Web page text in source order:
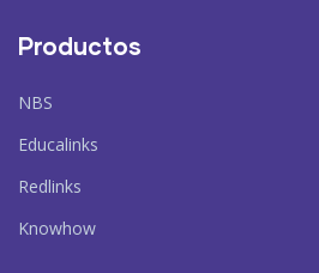
Productos
NBS
Educalinks
Redlinks
Knowhow